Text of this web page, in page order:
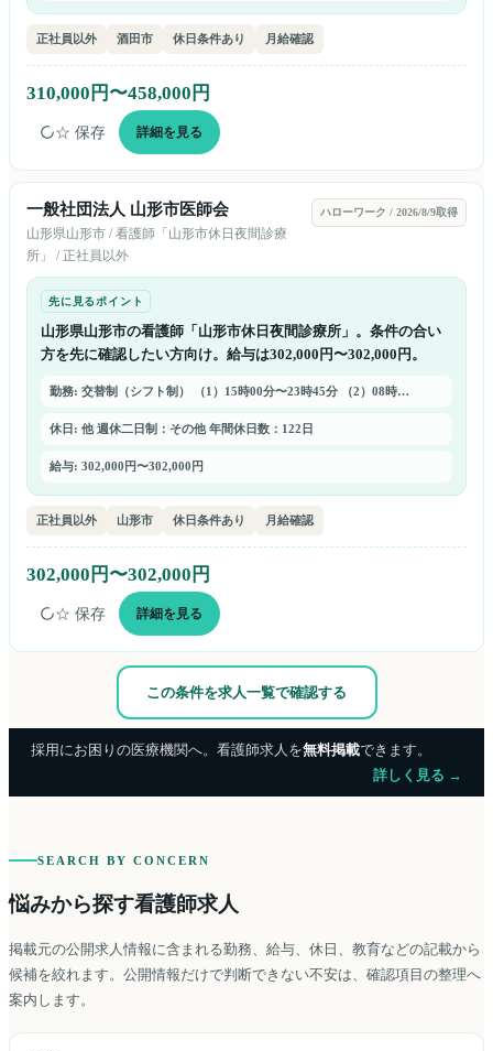
正社員以外 酒田市 休日条件あり 月給確認
310,000円〜458,000円
☆ 保存 詳細を見る
一般社団法人 山形市医師会
山形県山形市 / 看護師「山形市休日夜間診療
所」
/ 正社員以外
ハローワーク / 2026/8/9取得
先に見るポイント
山形県山形市の看護師「山形市休日夜間診療所」。条件の合い
方を先に確認したい方向け。給与は302,000円〜302,000円。
勤務: 交替制（シフト制） （1）15時00分〜23時45分 （2）08時…
休日: 他 週休二日制：その他 年間休日数：122日
給与: 302,000円〜302,000円
正社員以外 山形市 休日条件あり 月給確認
302,000円〜302,000円
☆ 保存 詳細を見る
この条件を求人一覧で確認する
採用にお困りの医療機関へ。看護師求人を無料掲載できます。
詳しく見る →
SEARCH BY CONCERN
悩みから探す看護師求人
掲載元の公開求人情報に含まれる勤務、給与、休日、教育などの記載から
候補を絞れます。公開情報だけで判断できない不安は、確認項目の整理へ
案内します。